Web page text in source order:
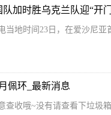
加时胜乌克兰队迎“开
当地时间23日，在爱沙尼亚
佩环_最新消息
查收哦~没有请查看下垃圾